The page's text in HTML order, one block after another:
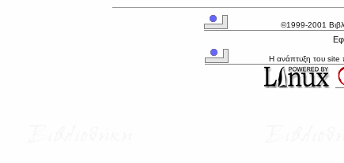
©1999-2001
Η ανάπτυξη του site